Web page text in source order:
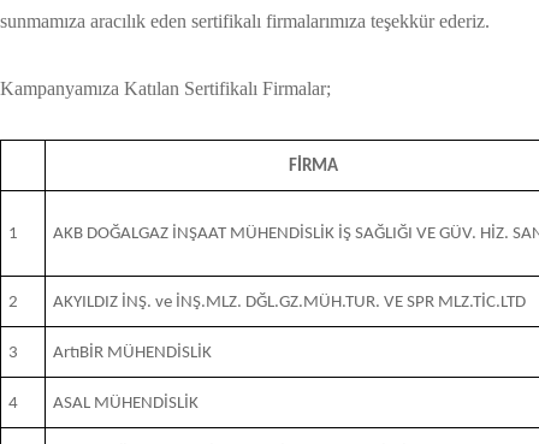
sunmamıza aracılık eden sertifikalı firmalarımıza teşekkür ederiz.
Kampanyamıza Katılan Sertifikalı Firmalar;
FİRMA
1 AKB DOĞALGAZ İNŞAAT MÜHENDİSLİK İŞ SAĞLIĞI VE GÜV. HİZ.
2 AKYILDIZ İNŞ. ve İNŞ.MLZ. DĞL.GZ.MÜH.TUR. VE SPR MLZ.TİC.LTD
3 ArtıBİR MÜHENDİSLİK
4 ASAL MÜHENDİSLİK